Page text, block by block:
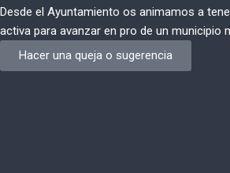
Desde el Ayuntamiento os animamos a
activa para avanzar en pro de un municipio
Hacer una queja o sugerencia